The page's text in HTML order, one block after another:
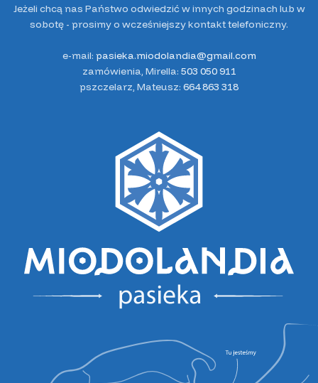
Jeżeli chcą nas Państwo odwiedzić w innych godzinach lub w
sobotę - prosimy o wcześniejszy kontakt telefoniczny.
e-mail: pasieka.miodolandia@gmail.com
zamówienia, Mirella: 503 050 911
pszczelarz, Mateusz: 664 863 318